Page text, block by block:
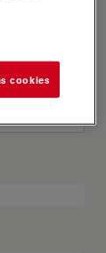
cookies